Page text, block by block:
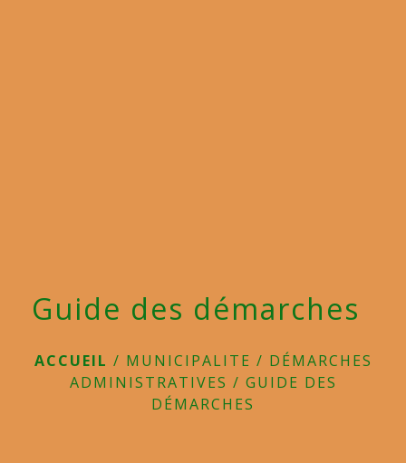
Guide des démarches
ACCUEIL / MUNICIPALITE / DÉMARCHES
ADMINISTRATIVES / GUIDE DES
DÉMARCHES